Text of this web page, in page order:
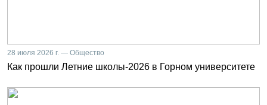
28 июля 2026 г. — Общество
Как прошли Летние школы-2026 в Горном университете